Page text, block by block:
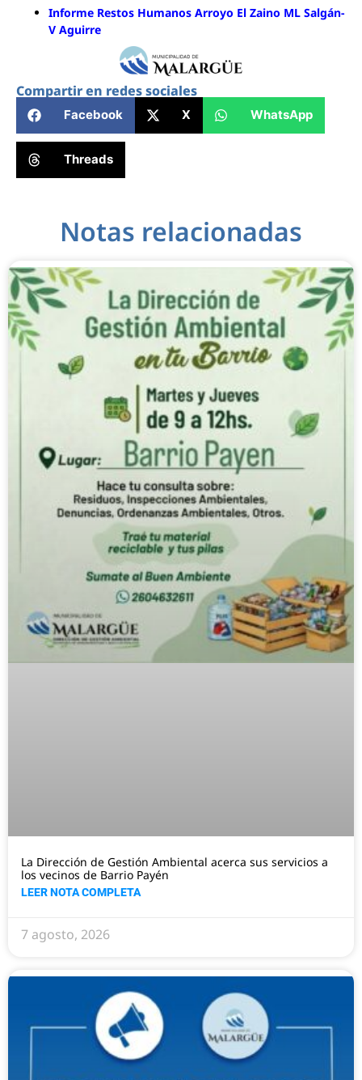
Informe Restos Humanos Arroyo El Zaino ML Salgán-
V Aguirre
Compartir en redes sociales
Facebook X WhatsApp
Threads
Notas relacionadas
La Dirección de Gestión Ambiental acerca sus servicios a
los vecinos de Barrio Payén
LEER NOTA COMPLETA
7 agosto, 2026